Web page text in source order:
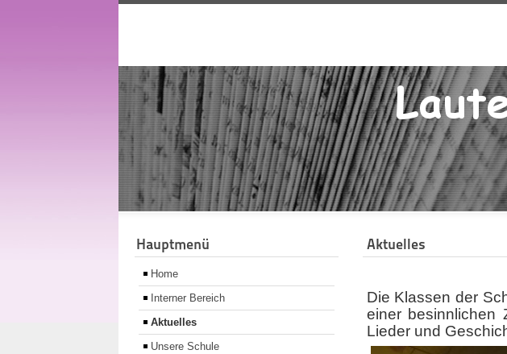
Hauptmenü
Home
Interner Bereich
Aktuelles
Unsere Schule
Aktuelles
Die Klassen der
einer besinnlichen
Lieder und